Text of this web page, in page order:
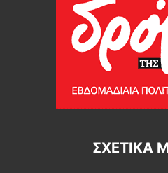
ΣΧΕΤΙΚΆ